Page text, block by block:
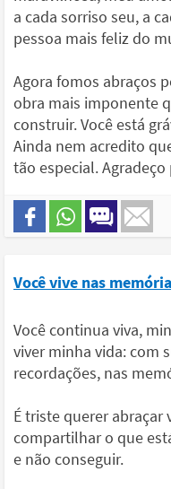
a cada sorriso seu, a
pessoa mais feliz do
Agora fomos abraços
obra mais imponente
construir. Você está
Ainda nem acredito
tão especial.
Você vive nas
Você continua viva,
viver minha vida: com
recordações, nas
É triste querer abraçar
compartilhar o que
e não conseguir.